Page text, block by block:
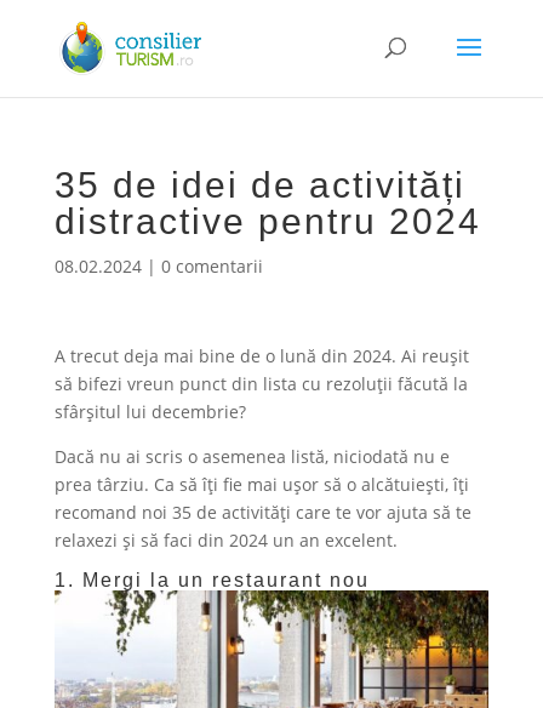
35 de idei de activități
distractive pentru 2024
08.02.2024| 0 comentarii
A trecut deja mai bine de o lună din 2024. Ai reușit
să bifezi vreun punct din lista cu rezoluții făcută la
sfârșitul lui decembrie?
Dacă nu ai scris o asemenea listă, niciodată nu e
prea târziu. Ca să îți fie mai ușor să o alcătuiești, îți
recomand noi 35 de activități care te vor ajuta să te
relaxezi și să faci din 2024 un an excelent.
1. Mergi la un restaurant nou